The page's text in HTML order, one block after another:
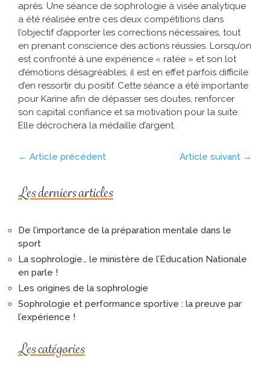
après. Une séance de sophrologie à visée analytique
a été réalisée entre ces deux compétitions dans
l’objectif d’apporter les corrections nécessaires, tout
en prenant conscience des actions réussies. Lorsqu’on
est confronté à une expérience « ratée » et son lot
d’émotions désagréables, il est en effet parfois difficile
d’en ressortir du positif. Cette séance a été importante
pour Karine afin de dépasser ses doutes, renforcer
son capital confiance et sa motivation pour la suite.
Elle décrochera la médaille d’argent.
← Article précédent Article suivant →
Les derniers articles
De l’importance de la préparation mentale dans le
sport
La sophrologie… le ministère de l’Education Nationale
en parle !
Les origines de la sophrologie
Sophrologie et performance sportive : la preuve par
l’expérience !
Les catégories